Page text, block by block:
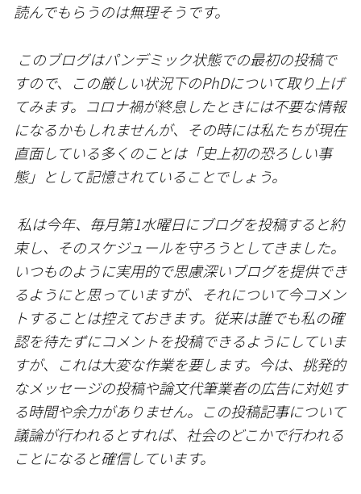
読んでもらうのは無理そうです。
このブログはパンデミック状態での最初の投稿で
すので、この厳しい状況下のPhDについて取り上げ
てみます。コロナ禍が終息したときには不要な情報
になるかもしれませんが、その時には私たちが現在
直面している多くのことは「史上初の恐ろしい事
態」として記憶されていることでしょう。
私は今年、毎月第1水曜日にブログを投稿すると約
束し、そのスケジュールを守ろうとしてきました。
いつものように実用的で思慮深いブログを提供でき
るようにと思っていますが、それについて今コメン
トすることは控えておきます。従来は誰でも私の確
認を待たずにコメントを投稿できるようにしていま
すが、これは大変な作業を要します。今は、挑発的
なメッセージの投稿や論文代筆業者の広告に対処す
る時間や余力がありません。この投稿記事について
議論が行われるとすれば、社会のどこかで行われる
ことになると確信しています。